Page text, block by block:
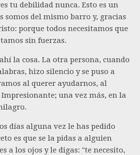
tu debilidad nunca. Esto es un
somos del mismo barro y, gracias
porque todos necesitamos que
sin fuerzas.
la cosa. La otra persona, cuando
hizo silencio y se puso a
al querer ayudarnos, al
una vez más, en la
días alguna vez le has pedido
es que se la pidas a alguien
a los ojos y le digas: "te necesito,